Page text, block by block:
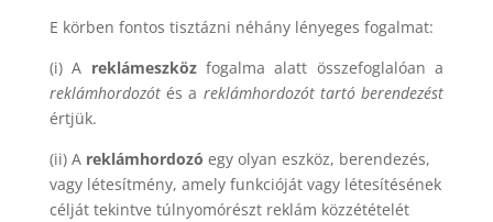
E körben fontos tisztázni néhány lényeges fogalmat:
(i) A reklámeszközfogalma alatt összefoglalóan a
reklámhordozótés a reklámhordozót tartó berendezést
értjük.
(ii) A reklámhordozó egy olyan eszköz, berendezés,
vagy létesítmény, amely funkcióját vagy létesítésének
célját tekintve túlnyomórészt reklám közzétételét